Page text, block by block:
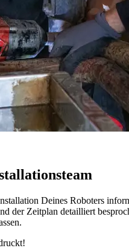
Deines Roboters
der Zeitplan detailliert